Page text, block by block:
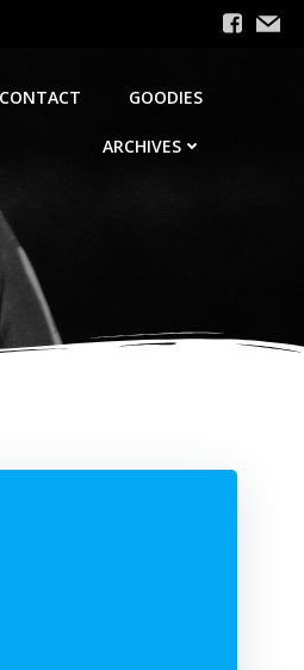
CONTACT GOODIES
ARCHIVES